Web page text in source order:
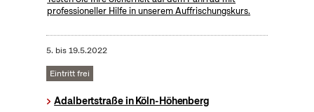
professioneller Hilfe in unserem Auffrischungskurs.
5. bis19.5.2022
Eintritt frei
Adalbertstraße in Köln-Höhenberg